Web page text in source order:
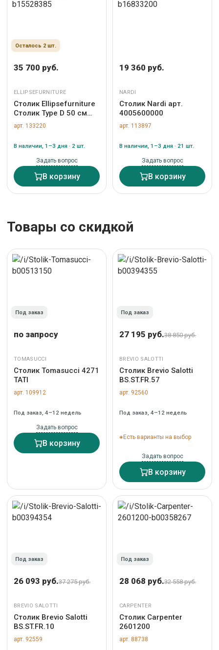
Осталось 2 шт.
35 700 руб.
ELLIPSEFURNITURE
Столик Ellipsefurniture
Столик Type D 50 см
основание D 39 см
(серый) арт.
арт. 133220
В наличии, 1–3 дня · 2 шт.
Задать вопрос
В корзину
19 360 руб.
NARDI
Столик Nardi арт.
4005600000
арт. 113897
В наличии, 1–3 дня · 21 шт.
Задать вопрос
В корзину
Товары со скидкой
Под заказ
по запросу
TOMASUCCI
Столик Tomasucci 4271
TATI
арт. 109912
Под заказ, 4–12 недель
Задать вопрос
В корзину
Под заказ
27 195 руб.38 850 руб.
BREVIO SALOTTI
Столик Brevio Salotti
BS.ST.FR.57
арт. 92560
Под заказ, 4–12 недель
Есть варианты на выбор
Задать вопрос
В корзину
Под заказ
26 093 руб.37 275 руб.
BREVIO SALOTTI
Столик Brevio Salotti
BS.ST.FR.10
арт. 92559
Под заказ
28 068 руб.32 558 руб.
CARPENTER
Столик Carpenter
2601200
арт. 88738